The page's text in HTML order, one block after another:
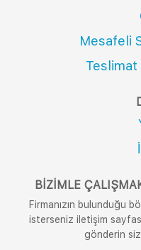
Mesafeli
Teslimat
BIZIMLE
Firmanızın bulunduğu
isterseniz iletişim
gönderin